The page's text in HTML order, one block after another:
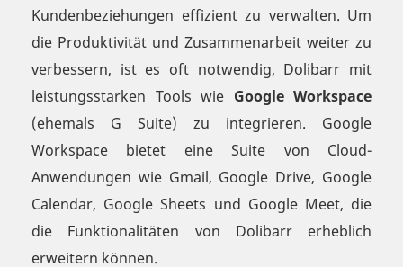
Kundenbeziehungen effizient zu verwalten. Um
die Produktivität und Zusammenarbeit weiter zu
verbessern, ist es oft notwendig, Dolibarr mit
leistungsstarken Tools wie Google Workspace
(ehemals G Suite) zu integrieren. Google
Workspace bietet eine Suite von Cloud-
Anwendungen wie Gmail, Google Drive, Google
Calendar, Google Sheets und Google Meet, die
die Funktionalitäten von Dolibarr erheblich
erweitern können.